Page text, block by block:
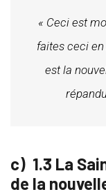
« Ceci est
faites ceci
est la
1.3 La
de la